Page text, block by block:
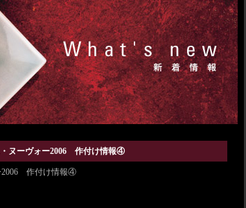
ヌーヴォー2006 作付け情報④
2006 作付け情報④